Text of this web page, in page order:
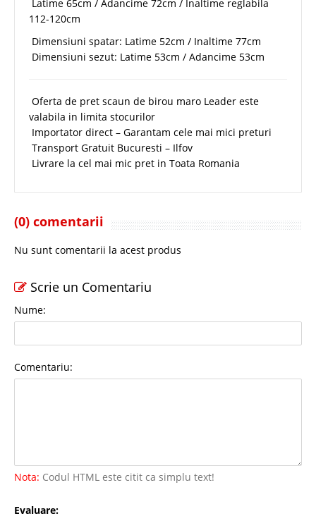
Latime 65cm / Adancime 72cm / Inaltime reglabila
112-120cm
Dimensiuni spatar: Latime 52cm / Inaltime 77cm
Dimensiuni sezut: Latime 53cm / Adancime 53cm
Oferta de pret scaun de birou maro Leader este
valabila in limita stocurilor
Importator direct – Garantam cele mai mici preturi
Transport Gratuit Bucuresti – Ilfov
Livrare la cel mai mic pret in Toata Romania
(0) comentarii
Nu sunt comentarii la acest produs
Scrie un Comentariu
Nume:
Comentariu:
Nota: Codul HTML este citit ca simplu text!
Evaluare: